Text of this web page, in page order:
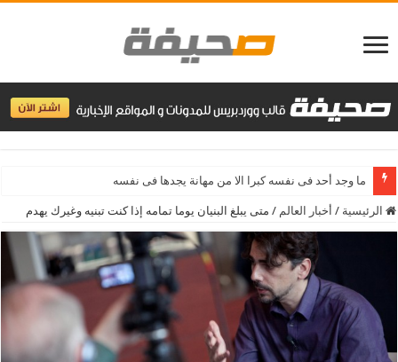
سر النجاح هو النظام ن
الرئيسية / أخبار العالم / متى يبلغ البنيان يوما تمامه إذا كنت تبنيه وغيرك يهدم